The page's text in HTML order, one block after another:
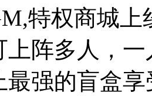
特权商城
上阵多人，
最强的盲盒